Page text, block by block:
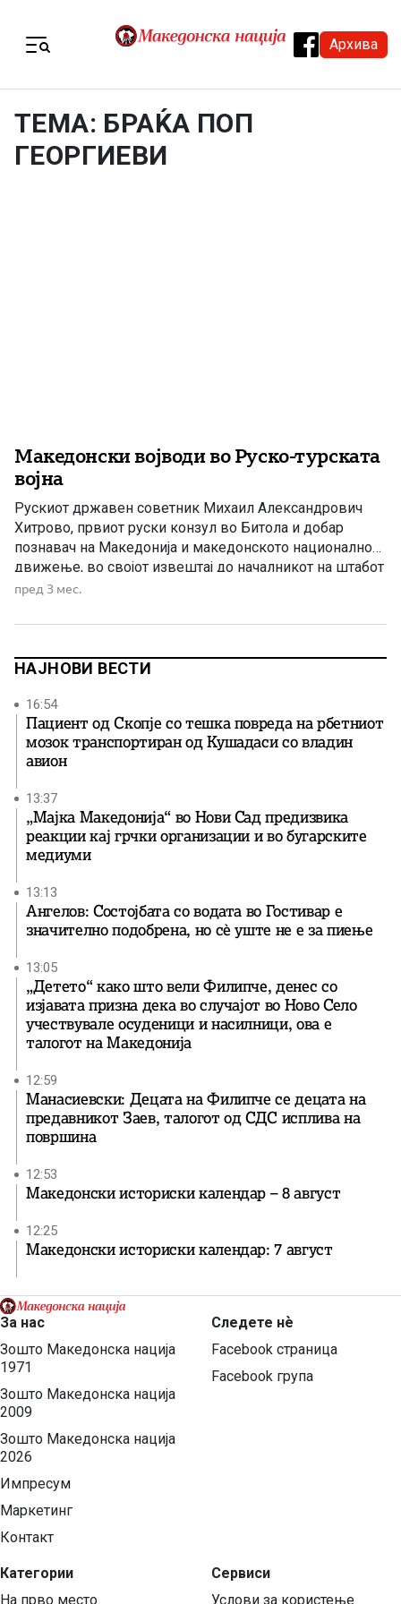
Архива
ТЕМА: БРАЌА ПОП
ГЕОРГИЕВИ
Македонски војводи во Руско-турската
војна
Рускиот државен советник Михаил Александрович
Хитрово, првиот руски конзул во Битола и добар
познавач на Македонија и македонското национално
движење, во својот извештај до началникот на штабот
на активната руска армија детално сведочи за
Руско-турската војна (1877–1878) и во Кресненското
на […]
пред 3 мес.
НАЈНОВИ ВЕСТИ
16:54
Пациент од Скопје со тешка повреда на рбетниот
мозок транспортиран од Кушадаси со владин
авион
13:37
„Мајка Македонија“ во Нови Сад предизвика
реакции кај грчки организации и во бугарските
медиуми
13:13
Ангелов: Состојбата со водата во Гостивар е
значително подобрена, но сè уште не е за пиење
13:05
„Детето“ како што вели Филипче, денес со
изјавата призна дека во случајот во Ново Село
учествувале осуденици и насилници, ова е
талогот на Македонија
12:59
Манасиевски: Децата на Филипче се децата на
предавникот Заев, талогот од СДС исплива на
површина
12:53
Македонски историски календар – 8 август
12:25
Македонски историски календар: 7 август
За нас
Зошто Македонска нација
1971
Зошто Македонска нација
2009
Зошто Македонска нација
2026
Импресум
Маркетинг
Контакт
Категории
На прво место
Следете нѐ
Facebook страница
Facebook група
Сервиси
Услови за користење